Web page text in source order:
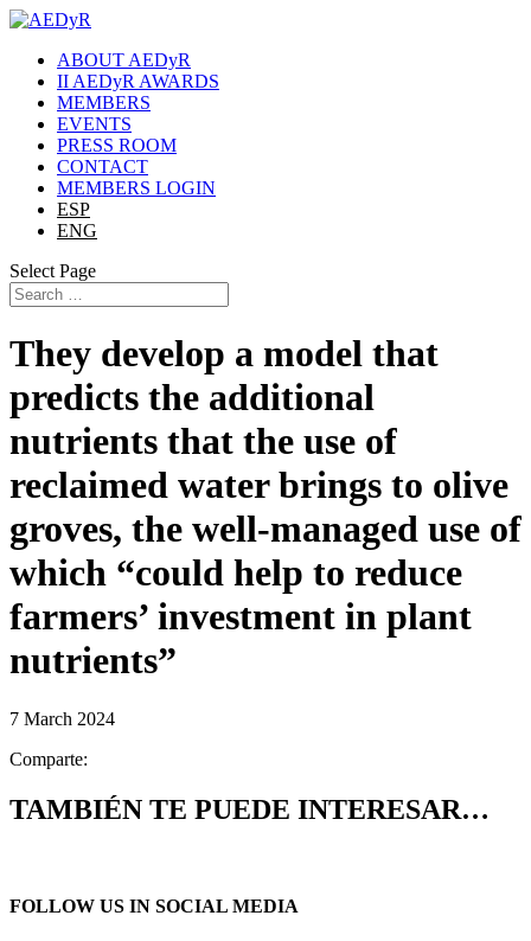
ABOUT AEDyR
II AEDyR AWARDS
MEMBERS
EVENTS
PRESS ROOM
CONTACT
MEMBERS LOGIN
ESP
ENG
Select Page
They develop a model that
predicts the additional
nutrients that the use of
reclaimed water brings to olive
groves, the well-managed use of
which “could help to reduce
farmers’ investment in plant
nutrients”
7 March 2024
Comparte:
TAMBIÉN TE PUEDE INTERESAR…
FOLLOW US IN SOCIAL MEDIA